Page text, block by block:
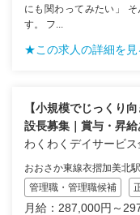
にも関わってみたい」
す。 フ...
★この求人の詳細を見
【小規模でじっくり
設長募集｜賞与・昇
わくわくデイサービス
おおさか東線衣摺加美北駅
管理職・管理職候補
月給：287,000円～